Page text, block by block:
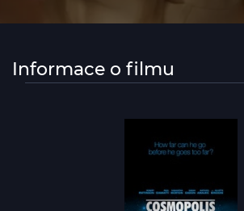
Informace o filmu